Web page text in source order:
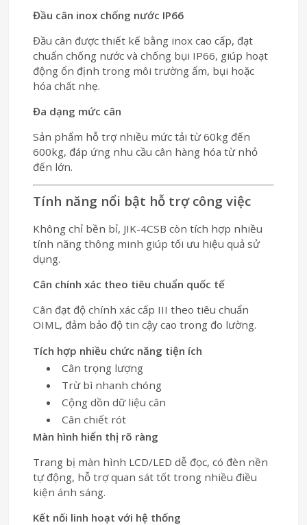
Đầu cân inox chống nước IP66
Đầu cân được thiết kế bằng inox cao cấp, đạt
chuẩn chống nước và chống bụi IP66, giúp hoạt
động ổn định trong môi trường ẩm, bụi hoặc
hóa chất nhẹ.
Đa dạng mức cân
Sản phẩm hỗ trợ nhiều mức tải từ 60kg đến
600kg, đáp ứng nhu cầu cân hàng hóa từ nhỏ
đến lớn.
Tính năng nổi bật hỗ trợ công việc
Không chỉ bền bỉ, JIK-4CSB còn tích hợp nhiều
tính năng thông minh giúp tối ưu hiệu quả sử
dụng.
Cân chính xác theo tiêu chuẩn quốc tế
Cân đạt độ chính xác cấp III theo tiêu chuẩn
OIML, đảm bảo độ tin cậy cao trong đo lường.
Tích hợp nhiều chức năng tiện ích
Cân trọng lượng
Trừ bì nhanh chóng
Cộng dồn dữ liệu cân
Cân chiết rót
Màn hình hiển thị rõ ràng
Trang bị màn hình LCD/LED dễ đọc, có đèn nền
tự động, hỗ trợ quan sát tốt trong nhiều điều
kiện ánh sáng.
Kết nối linh hoạt với hệ thống